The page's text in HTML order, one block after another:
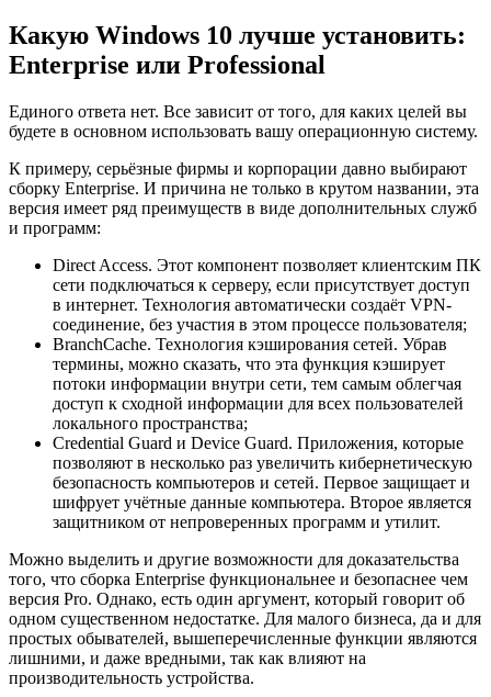
Какую Windows 10 лучше установить:
Enterprise или Professional
Единого ответа нет. Все зависит от того, для каких целей вы
будете в основном использовать вашу операционную систему.
К примеру, серьёзные фирмы и корпорации давно выбирают
сборку Enterprise. И причина не только в крутом названии, эта
версия имеет ряд преимуществ в виде дополнительных служб
и программ:
Direct Access. Этот компонент позволяет клиентским ПК
сети подключаться к серверу, если присутствует доступ
в интернет. Технология автоматически создаёт VPN-
соединение, без участия в этом процессе пользователя;
BranchCache. Технология кэширования сетей. Убрав
термины, можно сказать, что эта функция кэширует
потоки информации внутри сети, тем самым облегчая
доступ к сходной информации для всех пользователей
локального пространства;
Credential Guard и Device Guard. Приложения, которые
позволяют в несколько раз увеличить кибернетическую
безопасность компьютеров и сетей. Первое защищает и
шифрует учётные данные компьютера. Второе является
защитником от непроверенных программ и утилит.
Можно выделить и другие возможности для доказательства
того, что сборка Enterprise функциональнее и безопаснее чем
версия Pro. Однако, есть один аргумент, который говорит об
одном существенном недостатке. Для малого бизнеса, да и для
простых обывателей, вышеперечисленные функции являются
лишними, и даже вредными, так как влияют на
производительность устройства.